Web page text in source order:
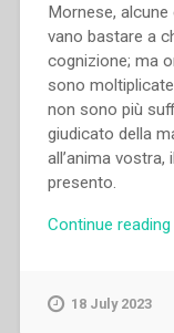
Mornese,
vano bastare a
cognizione; ma
sono
non sono più
giudicato della
all’anima
presento.
Continue reading
18 July 2023